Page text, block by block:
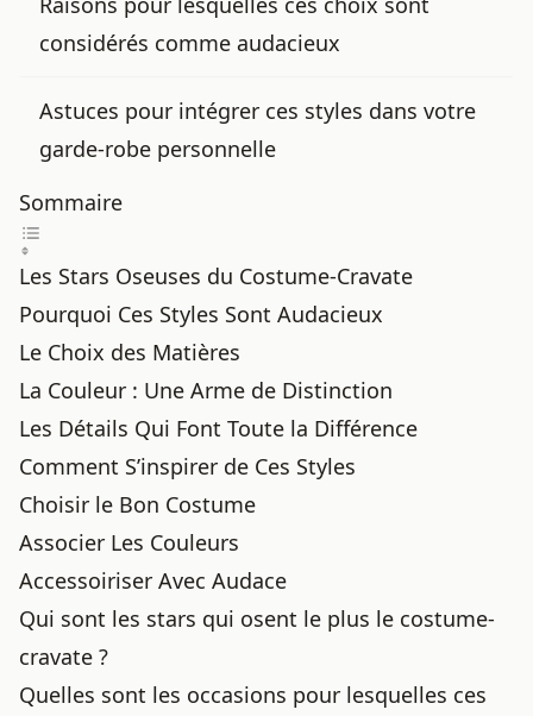
considérés comme audacieux
Astuces pour intégrer ces styles dans votre
garde-robe personnelle
Sommaire
Les Stars Oseuses du Costume-Cravate
Pourquoi Ces Styles Sont Audacieux
Le Choix des Matières
La Couleur : Une Arme de Distinction
Les Détails Qui Font Toute la Différence
Comment S’inspirer de Ces Styles
Choisir le Bon Costume
Associer Les Couleurs
Accessoiriser Avec Audace
Qui sont les stars qui osent le plus le costume-
cravate ?
Quelles sont les occasions pour lesquelles ces